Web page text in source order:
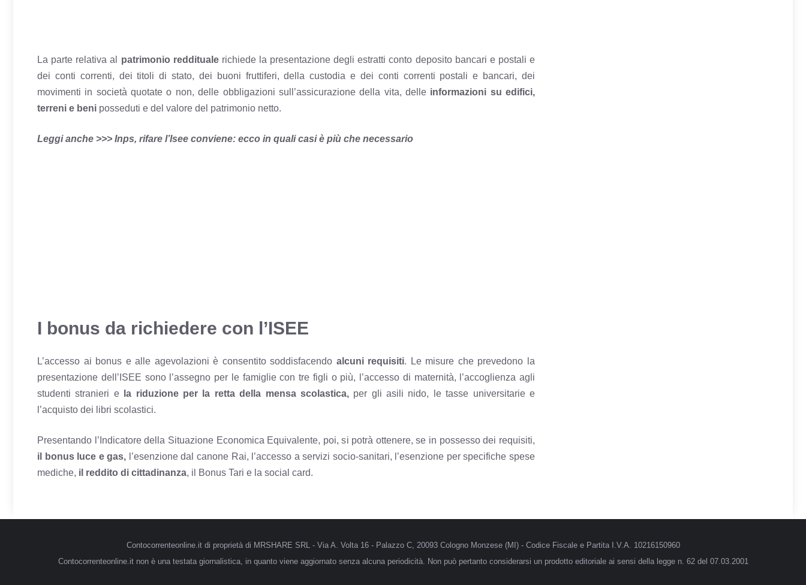
La parte relativa al patrimonio redditualerichiede la presentazione degli estratti conto deposito bancari e postali e
dei conti correnti, dei titoli di stato, dei buoni fruttiferi, della custodia e dei conti correnti postali e bancari, dei
movimenti in società quotate o non, delle obbligazioni sull’assicurazione della vita, delle informazioni su edifici,
terreni e beni posseduti e del valore del patrimonio netto.
Leggi anche >>> Inps, rifare l’Isee conviene: ecco in quali casi è più che necessario
I bonus da richiedere con l’ISEE
L’accesso ai bonus e alle agevolazioni è consentito soddisfacendo alcuni requisiti. Le misure che prevedono la
presentazione dell’ISEE sono l’assegno per le famiglie con tre figli o più, l’accesso di maternità, l’accoglienza agli
studenti stranieri e
la riduzione per la retta della mensa scolastica, per gli asili nido, le tasse universitarie e
l’acquisto dei libri scolastici.
Presentando l’Indicatore della Situazione Economica Equivalente, poi, si potrà ottenere, se in possesso dei requisiti,
il bonus luce e gas, l’esenzione dal canone Rai, l’accesso a servizi socio-sanitari, l’esenzione per specifiche spese
mediche, il reddito di cittadinanza, il Bonus Tari e la social card.
Contocorrenteonline.it di proprietà di MRSHARE SRL - Via A. Volta 16 - Palazzo C, 20093 Cologno Monzese (MI) - Codice Fiscale e Partita I.V.A. 10216150960
Contocorrenteonline.it non è una testata giornalistica, in quanto viene aggiornato senza alcuna periodicità. Non può pertanto considerarsi un prodotto editoriale ai sensi della legge n. 62 del 07.03.2001